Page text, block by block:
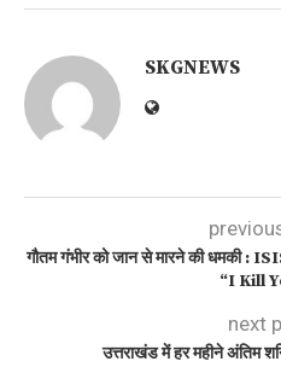
SKGNEWS
गौतम गंभीर को जान से मारने की धमकी :
“I Kill
next
उत्तराखंड में हर महीने अंतिम